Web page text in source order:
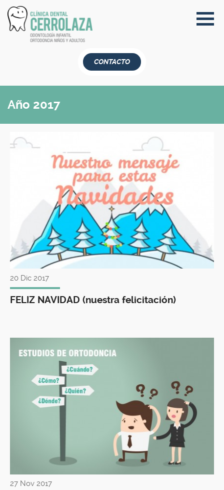
CONTACTO
Año 2017
20 Dic 2017
FELIZ NAVIDAD (nuestra felicitación)
27 Nov 2017